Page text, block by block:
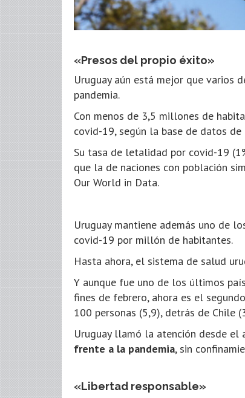
«Presos del propio éxito»
Uruguay aún está mejor que varios
pandemia.
Con menos de 3,5 millones de
covid-19, según la base de datos
Su tasa de letalidad por covid-19
que la de naciones con población
Our World in Data.
Uruguay mantiene además uno de
covid-19 por millón de habitantes.
Hasta ahora, el sistema de salud
Y aunque fue uno de los últimos
fines de febrero, ahora es el
100 personas (5,9), detrás de Chile
Uruguay llamó la atención desde el
frente a la pandemia, sin
«Libertad responsable»